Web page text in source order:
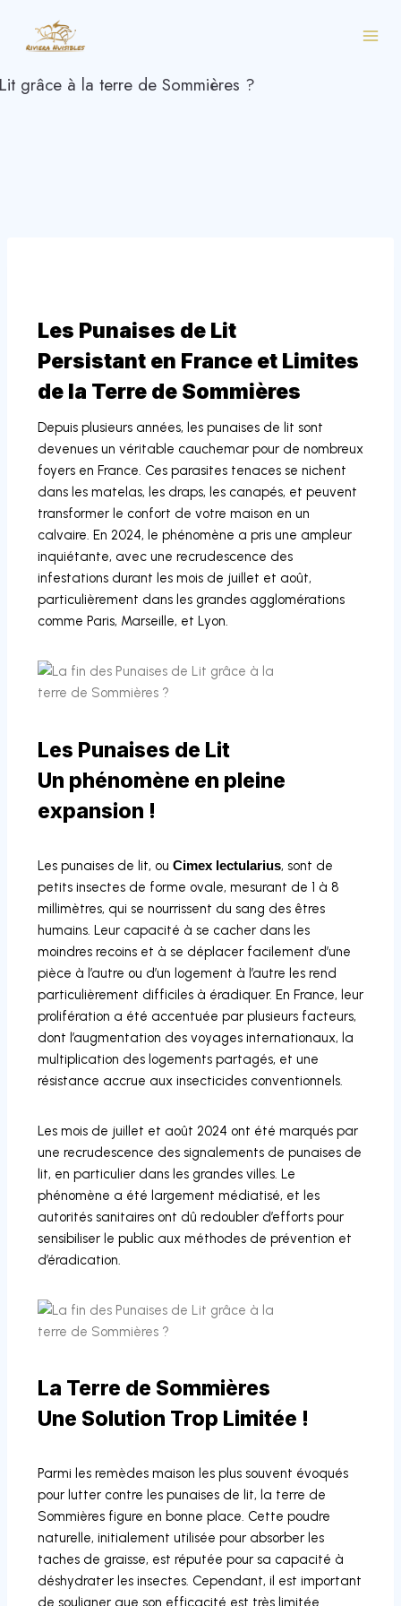
Les Punaises de Lit
Persistant en France et Limites
de la Terre de Sommières
Depuis plusieurs années, les punaises de lit sont
devenues un véritable cauchemar pour de nombreux
foyers en France. Ces parasites tenaces se nichent
dans les matelas, les draps, les canapés, et peuvent
transformer le confort de votre maison en un
calvaire. En 2024, le phénomène a pris une ampleur
inquiétante, avec une recrudescence des
infestations durant les mois de juillet et août,
particulièrement dans les grandes agglomérations
comme Paris, Marseille, et Lyon.
Les Punaises de Lit
Un phénomène en pleine
expansion !
Les punaises de lit, ou Cimex lectularius, sont de
petits insectes de forme ovale, mesurant de 1 à 8
millimètres, qui se nourrissent du sang des êtres
humains. Leur capacité à se cacher dans les
moindres recoins et à se déplacer facilement d’une
pièce à l’autre ou d’un logement à l’autre les rend
particulièrement difficiles à éradiquer. En France, leur
prolifération a été accentuée par plusieurs facteurs,
dont l’augmentation des voyages internationaux, la
multiplication des logements partagés, et une
résistance accrue aux insecticides conventionnels.
Les mois de juillet et août 2024 ont été marqués par
une recrudescence des signalements de punaises de
lit, en particulier dans les grandes villes. Le
phénomène a été largement médiatisé, et les
autorités sanitaires ont dû redoubler d’efforts pour
sensibiliser le public aux méthodes de prévention et
d’éradication.
La Terre de Sommières
Une Solution Trop Limitée !
Parmi les remèdes maison les plus souvent évoqués
pour lutter contre les punaises de lit, la terre de
Sommières figure en bonne place. Cette poudre
naturelle, initialement utilisée pour absorber les
taches de graisse, est réputée pour sa capacité à
déshydrater les insectes. Cependant, il est important